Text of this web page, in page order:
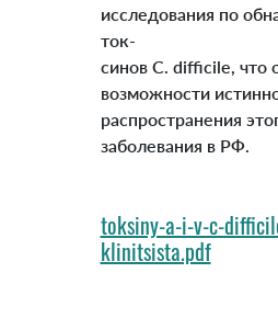
исследования по
ток-
синов C. difficile, что
возможности
распространения
заболевания в РФ.
toksiny-a-i-v-c-
klinitsista.pdf